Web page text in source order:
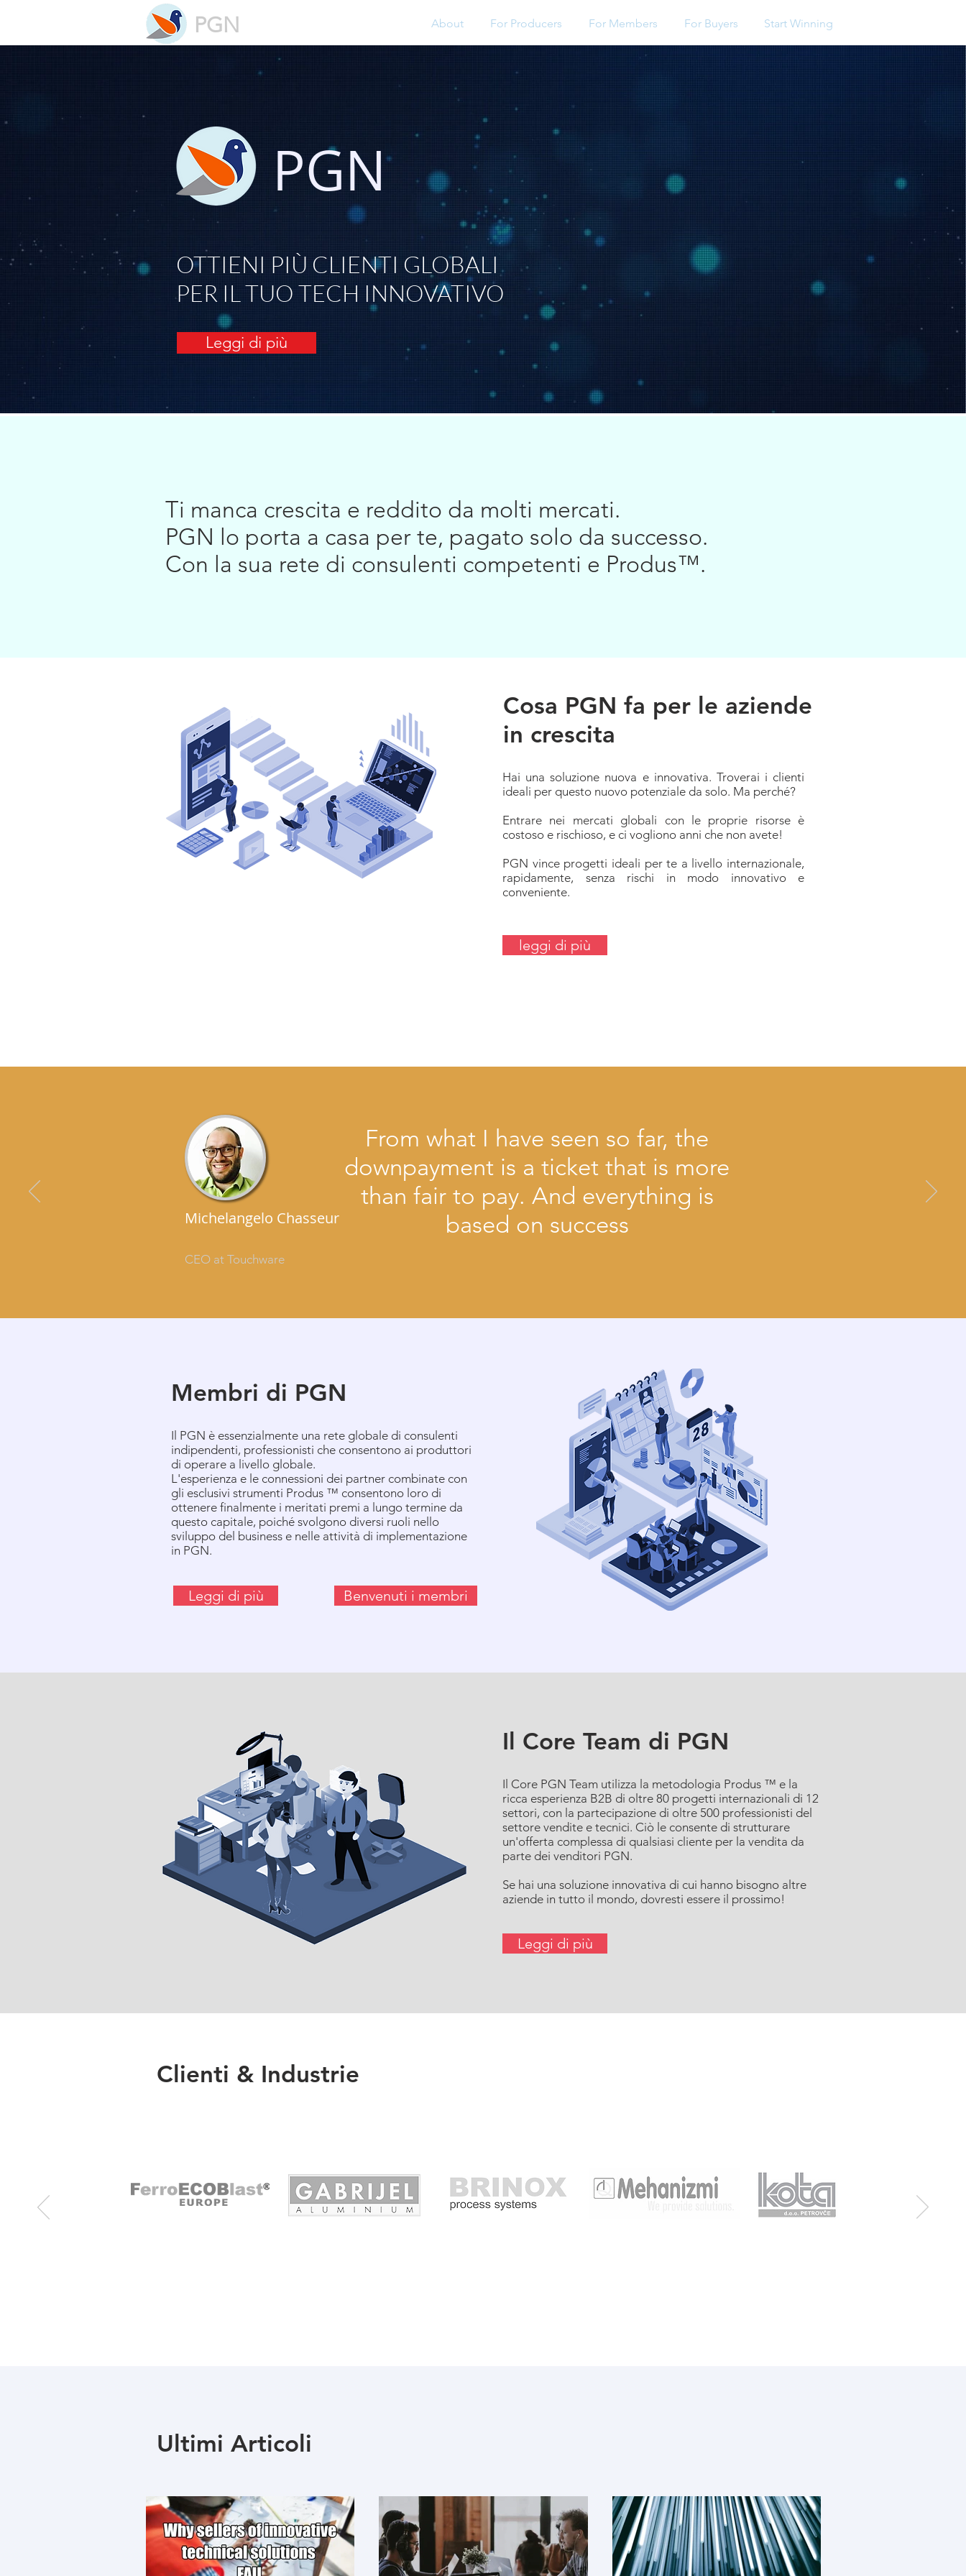
PGN About For Producers For Members For Buyers Start Winning
PGN
OTTIENI PIÙ CLIENTI GLOBALI
PER IL TUO TECH INNOVATIVO
Leggi di più
Ti manca crescita e reddito da molti mercati.
PGN lo porta a casa per te, pagato solo da successo.
Con la sua rete di consulenti competenti e Produs™.
Cosa PGN fa per le aziende
in crescita
Hai una soluzione nuova e innovativa. Troverai i clienti
ideali per questo nuovo potenziale da solo. Ma perché?
Entrare nei mercati globali con le proprie risorse è
costoso e rischioso, e ci vogliono anni che non avete!
PGN vince progetti ideali per te a livello internazionale,
rapidamente, senza rischi in modo innovativo e
conveniente.
leggi di più
Michelangelo Chasseur
CEO at Touchware
From what I have seen so far, the
downpayment is a ticket that is more
than fair to pay. And everything is
based on success
Membri di PGN
Il PGN è essenzialmente una rete globale di consulenti
indipendenti, professionisti che consentono ai produttori
di operare a livello globale.
L'esperienza e le connessioni dei partner combinate con
gli esclusivi strumenti Produs ™ consentono loro di
ottenere finalmente i meritati premi a lungo termine da
questo capitale, poiché svolgono diversi ruoli nello
sviluppo del business e nelle attività di implementazione
in PGN.
Leggi di più Benvenuti i membri
Il Core Team di PGN
Il Core PGN Team utilizza la metodologia Produs ™ e la
ricca esperienza B2B di oltre 80 progetti internazionali di 12
settori, con la partecipazione di oltre 500 professionisti del
settore vendite e tecnici. Ciò le consente di strutturare
un'offerta complessa di qualsiasi cliente per la vendita da
parte dei venditori PGN.
Se hai una soluzione innovativa di cui hanno bisogno altre
aziende in tutto il mondo, dovresti essere il prossimo!
Leggi di più
Clienti & Industrie
Ultimi Articoli